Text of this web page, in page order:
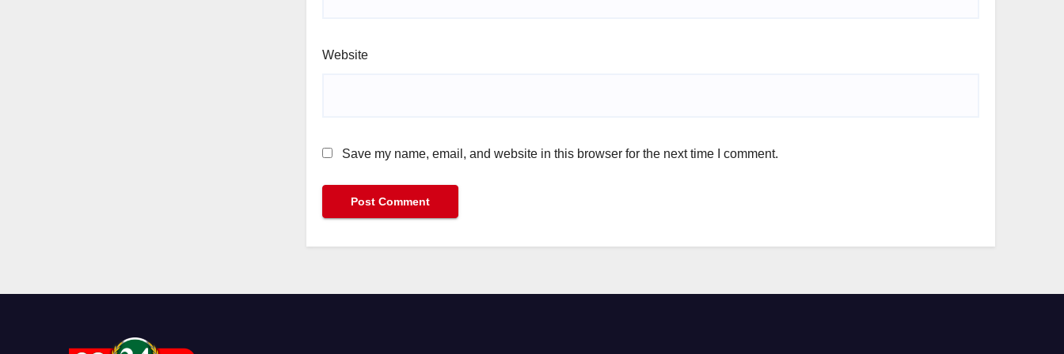
Website
Save my name, email, and website in this browser for the next time I comment.